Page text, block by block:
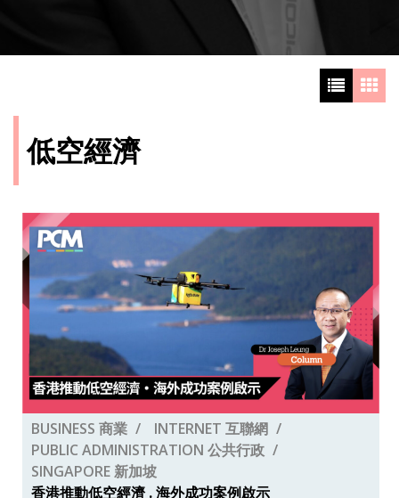
低空經濟
BUSINESS 商業
INTERNET 互聯網
PUBLIC ADMINISTRATION 公共行政
SINGAPORE 新加坡
香港推動低空經濟 . 海外成功案例啟示